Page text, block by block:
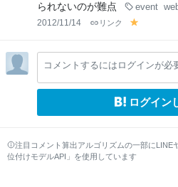
られないのが難点
event
2012/11/14 リンク
lo
w
コメントするにはログインが必
ログイン
注目コメント算出アルゴリズムの一部にLINE
位付けモデルAPI」を使用しています